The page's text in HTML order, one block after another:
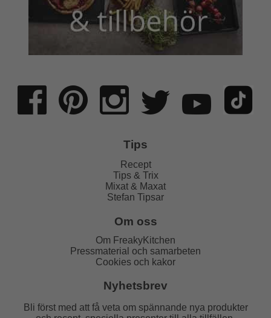
Tips
Recept
Tips & Trix
Mixat & Maxat
Stefan Tipsar
Om oss
Om FreakyKitchen
Pressmaterial och samarbeten
Cookies och kakor
Nyhetsbrev
Bli först med att få veta om spännande nya produkter